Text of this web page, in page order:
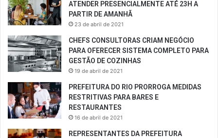
ATENDER PRESENCIALMENTE ATÉ 23H A
PARTIR DE AMANHÃ
23 de abril de 2021
CHEFS CONSULTORAS CRIAM NEGÓCIO
PARA OFERECER SISTEMA COMPLETO PARA
GESTÃO DE COZINHAS
19 de abril de 2021
PREFEITURA DO RIO PRORROGA MEDIDAS
RESTRITIVAS PARA BARES E
RESTAURANTES
16 de abril de 2021
REPRESENTANTES DA PREFEITURA